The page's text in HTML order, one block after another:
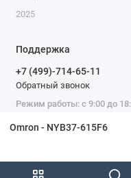
Omron - NYB37-615F6
2025
Поддержка
+7 (499)-714-65-11
Обратный звонок
Режим работы: с 9:00 до